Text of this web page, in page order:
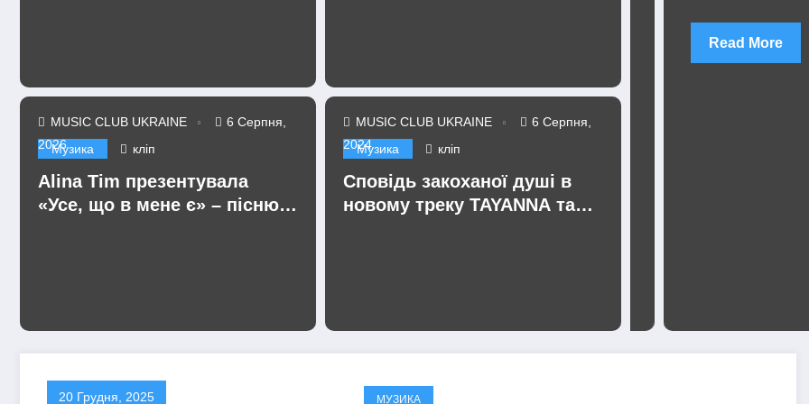
Музика кліп
Alina Tim презентувала
«Усе, що в мене є» – пісню
MUSIC CLUB UKRAINE
6 Серпня,
2026
Музика кліп
Сповідь закоханої душі в
новому треку TAYANNA та
MUSIC CLUB UKRAINE
6 Серпня,
2024
Read More
20 Грудня, 2025 МУЗИКА